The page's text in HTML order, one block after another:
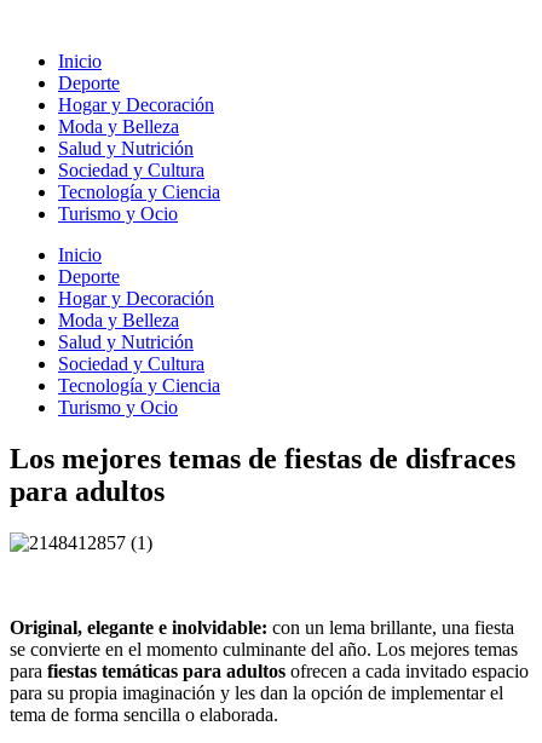
contenido
Inicio
Deporte
Hogar y Decoración
Moda y Belleza
Salud y Nutrición
Sociedad y Cultura
Tecnología y Ciencia
Turismo y Ocio
Inicio
Deporte
Hogar y Decoración
Moda y Belleza
Salud y Nutrición
Sociedad y Cultura
Tecnología y Ciencia
Turismo y Ocio
Los mejores temas de fiestas de disfraces
para adultos
Original, elegante e inolvidable: con un lema brillante, una fiesta
se convierte en el momento culminante del año. Los mejores temas
para fiestas temáticas para adultos ofrecen a cada invitado espacio
para su propia imaginación y les dan la opción de implementar el
tema de forma sencilla o elaborada.